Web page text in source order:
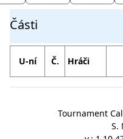
Části
U-ní Č. Hráči
Tournament
S.